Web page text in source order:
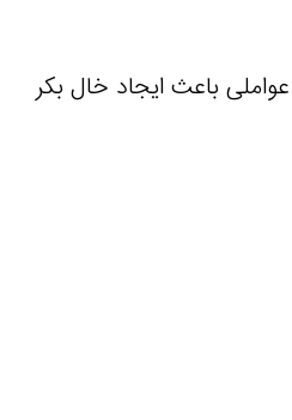
باعث ایجاد خال بکر